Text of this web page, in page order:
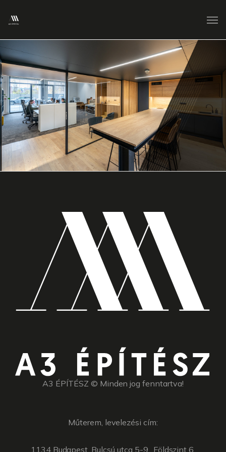
A3 ÉPÍTÉSZ © Minden jog fenntartva!
Műterem, levelezési cím:
1134 Budapest, Bulcsú utca 5-9., Földszint 6.